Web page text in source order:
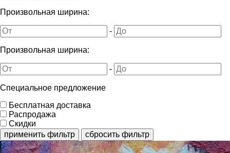
Произвольная ширина:
-
Произвольная ширина:
-
Специальное предложение
Бесплатная доставка
Распродажа
Скидки
применить фильтр
сбросить фильтр